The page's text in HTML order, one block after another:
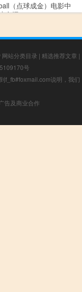
（点球成金）电影中
介绍
网站分类目录 | 精选推荐文章 |
号
f_fb#foxmail.com说明，我们
告及商业合作